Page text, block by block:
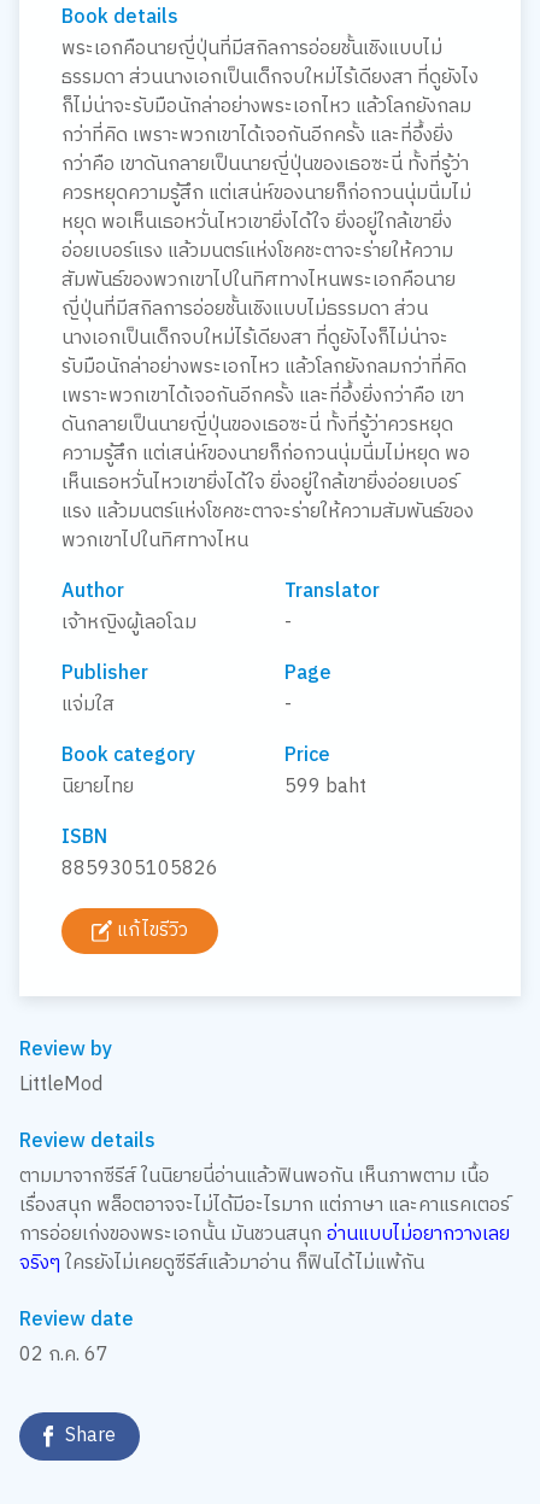
Book details
พระเอกคือนายญี่ปุ่นที่มีสกิลการอ่อยชั้นเชิงแบบไม่
ธรรมดา ส่วนนางเอกเป็นเด็กจบใหม่ไร้เดียงสา ที่ดูยังไง
ก็ไม่น่าจะรับมือนักล่าอย่างพระเอกไหว แล้วโลกยังกลม
กว่าที่คิด เพราะพวกเขาได้เจอกันอีกครั้ง และที่อึ้งยิ่ง
กว่าคือ เขาดันกลายเป็นนายญี่ปุ่นของเธอซะนี่ ทั้งที่รู้ว่า
ควรหยุดความรู้สึก แต่เสน่ห์ของนายก็ก่อกวนนุ่มนิ่มไม่
หยุด พอเห็นเธอหวั่นไหวเขายิ่งได้ใจ ยิ่งอยู่ใกล้เขายิ่ง
อ่อยเบอร์แรง แล้วมนตร์แห่งโชคชะตาจะร่ายให้ความ
สัมพันธ์ของพวกเขาไปในทิศทางไหนพระเอกคือนาย
ญี่ปุ่นที่มีสกิลการอ่อยชั้นเชิงแบบไม่ธรรมดา ส่วน
นางเอกเป็นเด็กจบใหม่ไร้เดียงสา ที่ดูยังไงก็ไม่น่าจะ
รับมือนักล่าอย่างพระเอกไหว แล้วโลกยังกลมกว่าที่คิด
เพราะพวกเขาได้เจอกันอีกครั้ง และที่อึ้งยิ่งกว่าคือ เขา
ดันกลายเป็นนายญี่ปุ่นของเธอซะนี่ ทั้งที่รู้ว่าควรหยุด
ความรู้สึก แต่เสน่ห์ของนายก็ก่อกวนนุ่มนิ่มไม่หยุด พอ
เห็นเธอหวั่นไหวเขายิ่งได้ใจ ยิ่งอยู่ใกล้เขายิ่งอ่อยเบอร์
แรง แล้วมนตร์แห่งโชคชะตาจะร่ายให้ความสัมพันธ์ของ
พวกเขาไปในทิศทางไหน
Author
เจ้าหญิงผู้เลอโฉม
Translator
-
Publisher
แจ่มใส
Page
-
Book category
นิยายไทย
Price
599 baht
ISBN
8859305105826
แก้ไขรีวิว
Review by
LittleMod
Review details
ตามมาจากซีรีส์ ในนิยายนี่อ่านแล้วฟินพอกัน เห็นภาพตาม เนื้อ
เรื่องสนุก พล็อตอาจจะไม่ได้มีอะไรมาก แต่ภาษา และคาแรคเตอร์
การอ่อยเก่งของพระเอกนั้น มันชวนสนุกอ่านแบบไม่อยากวางเลย
จริงๆใครยังไม่เคยดูซีรีส์แล้วมาอ่าน ก็ฟินได้ไม่แพ้กัน
Review date
02 ก.ค. 67
Share